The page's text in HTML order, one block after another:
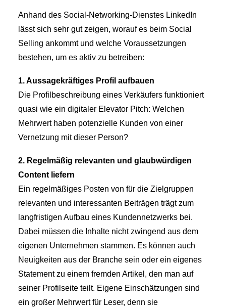
Anhand des Social-Networking-Dienstes LinkedIn
lässt sich sehr gut zeigen, worauf es beim Social
Selling ankommt und welche Voraussetzungen
bestehen, um es aktiv zu betreiben:
1. Aussagekräftiges Profil aufbauen
Die Profilbeschreibung eines Verkäufers funktioniert
quasi wie ein digitaler Elevator Pitch: Welchen
Mehrwert haben potenzielle Kunden von einer
Vernetzung mit dieser Person?
2. Regelmäßig relevanten und glaubwürdigen
Content liefern
Ein regelmäßiges Posten von für die Zielgruppen
relevanten und interessanten Beiträgen trägt zum
langfristigen Aufbau eines Kundennetzwerks bei.
Dabei müssen die Inhalte nicht zwingend aus dem
eigenen Unternehmen stammen. Es können auch
Neuigkeiten aus der Branche sein oder ein eigenes
Statement zu einem fremden Artikel, den man auf
seiner Profilseite teilt. Eigene Einschätzungen sind
ein großer Mehrwert für Leser, denn sie